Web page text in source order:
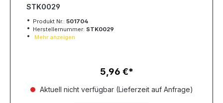
STK0029
Produkt Nr.: 501704
Herstellernummer: STK0029
Mehr anzeigen
Regulärer Preis:
5,96 €
Aktuell nicht verfügbar (Lieferzeit auf Anfrage)